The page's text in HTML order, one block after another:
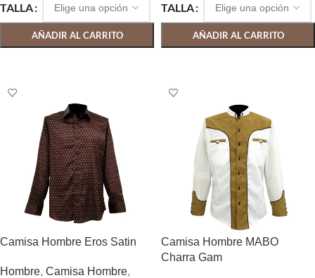
TALLA
AÑADIR AL CARRITO
TALLA
AÑADIR AL CARRITO
Camisa Hombre Eros Satin
Hombre, Camisa Hombre,
Camisa Hombre MABO
Charra Gam